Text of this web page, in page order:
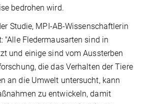
bedrohen wird.
Studie, MPI-AB-Wissenschaftlerin
"Alle Fledermausarten sind in
und einige sind vom Aussterben
die das Verhalten der Tiere
an die Umwelt untersucht, kann
zu entwickeln, damit